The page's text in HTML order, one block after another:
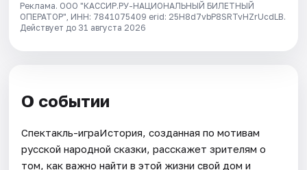
Реклама. ООО "КАССИР.РУ-НАЦИОНАЛЬНЫЙ БИЛЕТНЫЙ
ОПЕРАТОР", ИНН: 7841075409 erid: 25H8d7vbP8SRTvHZrUcdLB.
Действует до 31 августа 2026
О событии
Спектакль-играИстория, созданная по мотивам
русской народной сказки, расскажет зрителям о
том, как важно найти в этой жизни свой дом и